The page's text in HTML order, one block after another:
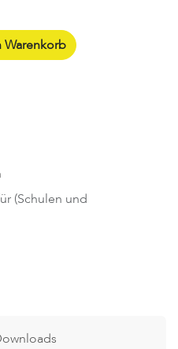
Warenkorb
(Schulen und